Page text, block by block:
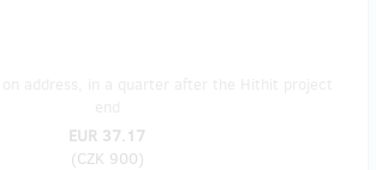
EUR 37.17
(CZK 900)